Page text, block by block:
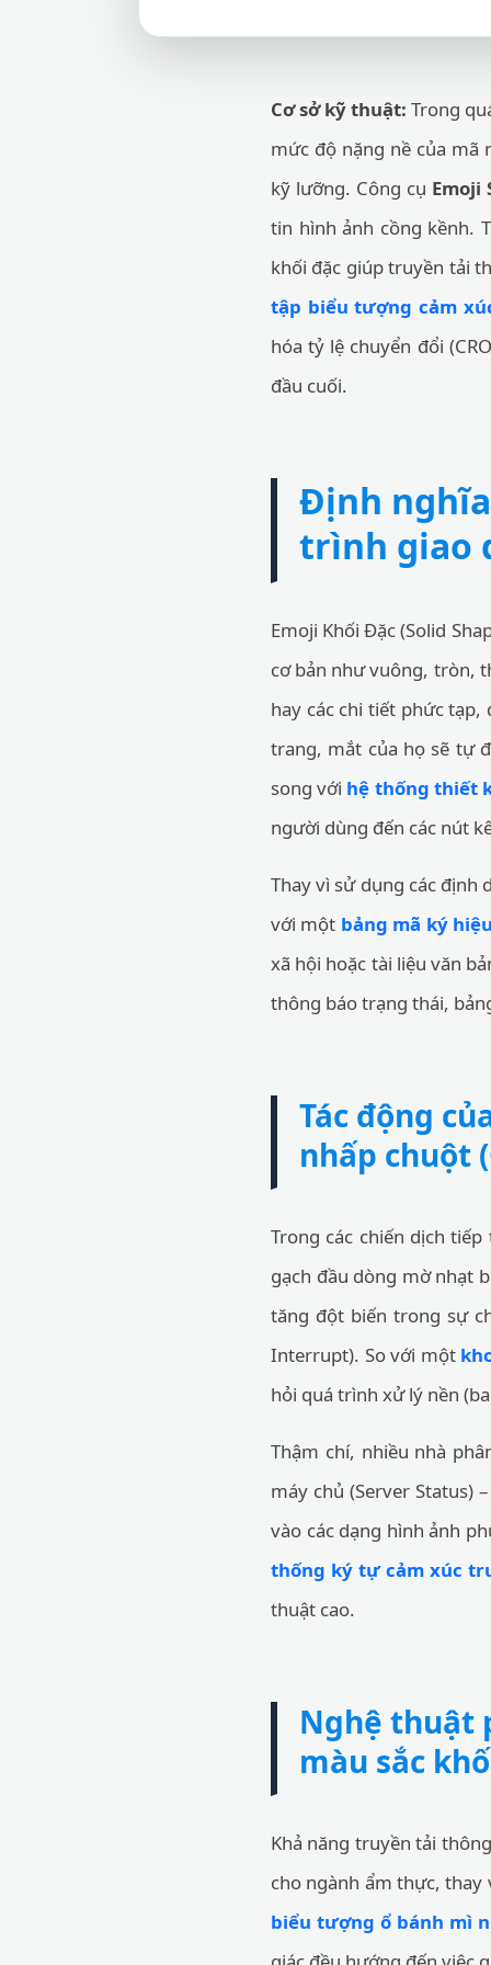
Cơ sở kỹ thuật: Trong
mức độ nặng nề của mã
kỹ lưỡng. Công cụ Emoji
tin hình ảnh cồng kềnh.
khối đặc giúp truyền tải
tập biểu tượng cảm
hóa tỷ lệ chuyển đổi
đầu cuối.
Định
trình giao
Emoji Khối Đặc (Solid
cơ bản như vuông, tròn,
hay các chi tiết phức
trang, mắt của họ sẽ tự
song với hệ thống thiết
người dùng đến các nút
Thay vì sử dụng các định
với một bảng mã ký
xã hội hoặc tài liệu văn
thông báo trạng thái,
Tác động
nhấp chuột
Trong các chiến dịch
gạch đầu dòng mờ nhạt
tăng đột biến trong sự
Interrupt). So với một
hỏi quá trình xử lý nền
Thậm chí, nhiều nhà
máy chủ (Server Status)
vào các dạng hình ảnh
thống ký tự cảm xúc
thuật cao.
Nghệ thuật
màu sắc
Khả năng truyền tải
cho ngành ẩm thực, thay
biểu tượng ổ bánh mì